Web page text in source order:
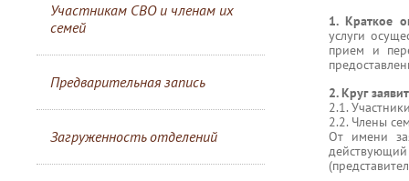
Участникам СВО и членам их
семей
Предварительная запись
Загруженность отделений
1. Краткое
услуги
прием и
2. Круг
2.1.
2.2. Члены
От имени